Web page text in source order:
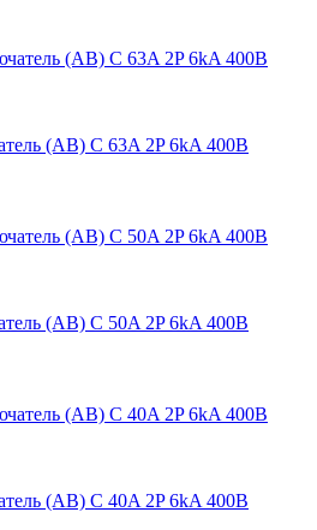
(АВ) C 63A 2P 6kA 400В
(АВ) C 50A 2P 6kA 400В
(АВ) C 40A 2P 6kA 400В